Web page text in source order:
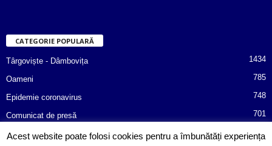
CATEGORIE POPULARĂ
Târgoviște - Dâmbovița 1434
Oameni 785
Epidemie coronavirus 748
Comunicat de presă 701
Afaceri
487
Acest website poate folosi cookies pentru a îmbunătăți experiența